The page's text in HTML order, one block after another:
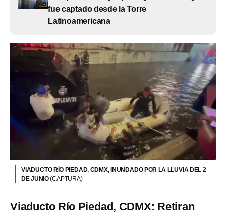
fue captado desde la Torre
Latinoamericana
VIADUCTO RÍO PIEDAD, CDMX, INUNDADO POR LA LLUVIA DEL 2
DE JUNIO(CAPTURA)
Viaducto Río Piedad, CDMX: Retiran